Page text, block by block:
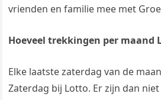
vrienden en familie mee met
Hoeveel trekkingen per maand
Elke laatste zaterdag van de
Zaterdag bij Lotto. Er zijn dan